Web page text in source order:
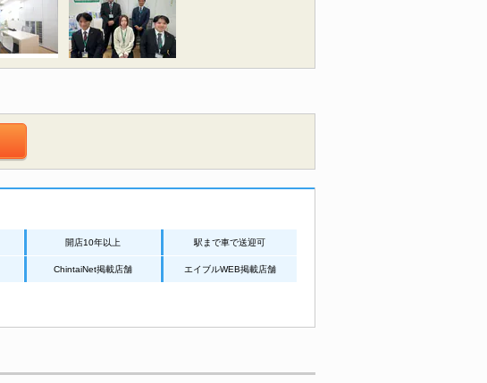
開店10年以上 駅まで車で送迎可
ChintaiNet掲載店舗 エイブルWEB掲載店舗